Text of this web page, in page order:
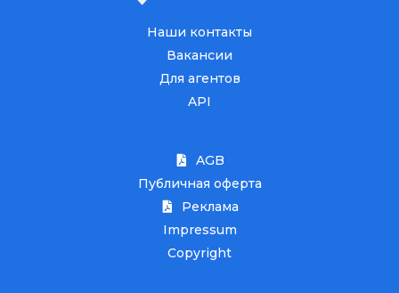
Наши контакты
Вакансии
Для агентов
API
AGB
Публичная оферта
Реклама
Impressum
Copyright